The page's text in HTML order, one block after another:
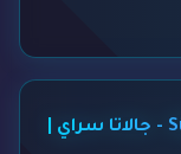
الدوري التركي بث مباشر | Süper Lig - جالاتا سراي |